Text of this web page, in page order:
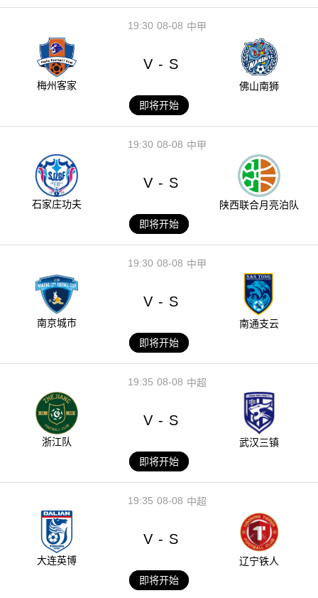
08-08
19:30 中甲
梅州客家
V - S
佛山南狮
即将开始
08-08
19:30 中甲
石家庄功夫
V - S
陕西联合月亮泊队
即将开始
08-08
19:30 中甲
南京城市
V - S
南通支云
即将开始
08-08
19:35 中超
浙江队
V - S
武汉三镇
即将开始
08-08
19:35 中超
大连英博
V - S
辽宁铁人
即将开始